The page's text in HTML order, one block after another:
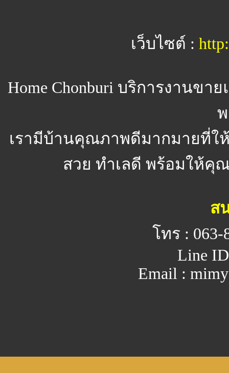
เว็บไซต์ :
Home Chonburi บริการงานขา
เรามีบ้านคุณภาพดีมากมายที่ใ
สวย ทำเลดี พร้อมให้คุ
ส
โทร :
Line
Email :